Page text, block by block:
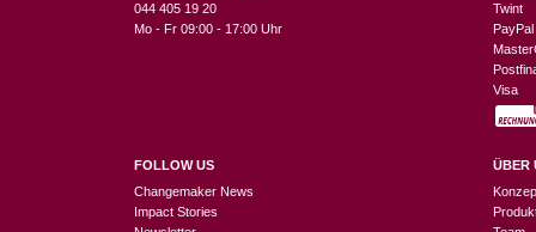
044 405 19 20
Mo - Fr 09:00 - 17:00 Uhr
FOLLOW US
Changemaker News
Impact Stories
Twint
PayPal
Visa
ÜBER